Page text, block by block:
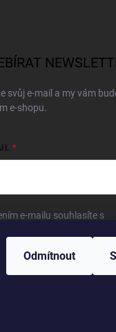
Odmítnout
svůj e-mail a my vám
e-shopu.
e-mailu souhlasíte s